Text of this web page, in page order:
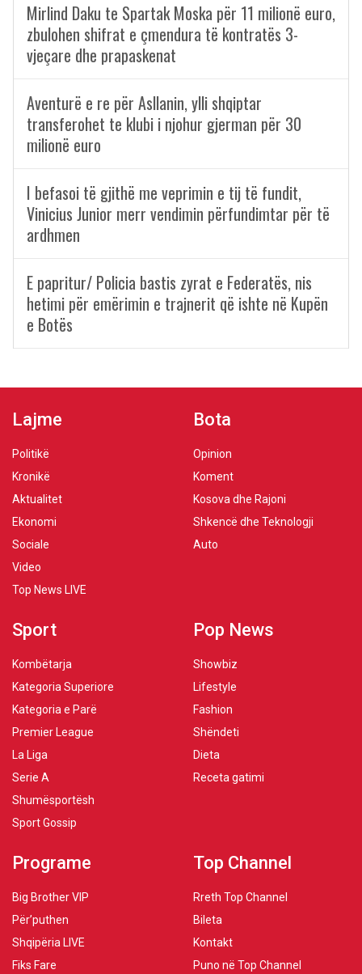
Mirlind Daku te Spartak Moska për 11 milionë euro,
zbulohen shifrat e çmendura të kontratës 3-
vjeçare dhe prapaskenat
Aventurë e re për Asllanin, ylli shqiptar
transferohet te klubi i njohur gjerman për 30
milionë euro
I befasoi të gjithë me veprimin e tij të fundit,
Vinicius Junior merr vendimin përfundimtar për të
ardhmen
E papritur/ Policia bastis zyrat e Federatës, nis
hetimi për emërimin e trajnerit që ishte në Kupën
e Botës
Lajme
Politikë
Kronikë
Aktualitet
Ekonomi
Sociale
Video
Top News LIVE
Bota
Opinion
Koment
Kosova dhe Rajoni
Shkencë dhe Teknologji
Auto
Sport
Kombëtarja
Kategoria Superiore
Kategoria e Parë
Premier League
La Liga
Serie A
Shumësportësh
Sport Gossip
Pop News
Showbiz
Lifestyle
Fashion
Shëndeti
Dieta
Receta gatimi
Programe
Big Brother VIP
Për’puthen
Shqipëria LIVE
Fiks Fare
Top Channel
Rreth Top Channel
Bileta
Kontakt
Puno në Top Channel